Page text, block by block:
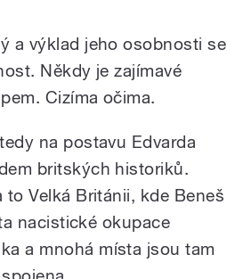
a výklad jeho osobnosti se
Někdy je zajímavé
Cizíma očima.
na postavu Edvarda
britských historiků.
to Velká Británii, kde Beneš
nacistické okupace
a mnohá místa jsou tam